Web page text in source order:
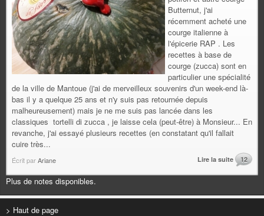
Butternut, j'ai
récemment acheté une
courge italienne à
l'épicerie RAP . Les
recettes à base de
courge (zucca) sont en
particulier une spécialité
de la ville de Mantoue (j'ai de merveilleux souvenirs d'un week-end là-
bas il y a quelque 25 ans et n'y suis pas retournée depuis
malheureusement) mais je ne me suis pas lancée dans les
classiques tortelli di zucca , je laisse cela (peut-être) à Monsieur... En
revanche, j'ai essayé plusieurs recettes (en constatant qu'il fallait
cuire très...
Écrit parAriane Lire la suite 12
Plus de notes disponibles.
> Haut de page